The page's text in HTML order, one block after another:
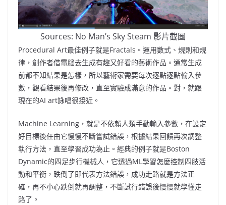
Sources: No Man’s Sky Steam 影片截圖
Procedural Art最佳例子就是Fractals。運用數式、規則和規
律，創作者借電腦去生成有趣又好看的藝術作品。通常生成
前都不知結果是怎樣，所以藝術家需要每次逐點逐點輸入參
數，觀看結果後再修改，直至實驗成滿意的作品。對，就跟
現在的AI art詠唱很接近。
Machine Learning，就是不依賴人類手動輸入參數，在設定
好目標後任由它慢慢不斷嘗試錯誤，根據結果回饋再次調整
執行方法，直至學習成功為止。經典的例子就是Boston
Dynamic的四足步行機械人，它透過ML學習怎麼控制四肢活
動和平衡，跌倒了即代表方法錯誤，成功走路就是方法正
確，再不小心跌倒就再調整，不斷試行錯誤後慢慢就學懂走
路了。